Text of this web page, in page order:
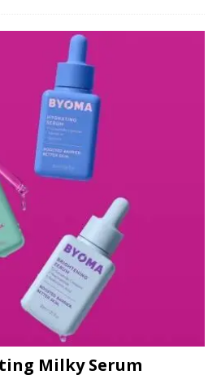
Milky Serum